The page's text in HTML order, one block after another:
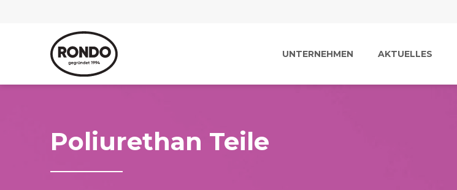
UNTERNEHMEN AKTUELLES
Poliurethan Teile